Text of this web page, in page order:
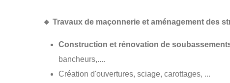
🔹 Travaux de maçonnerie et aménagement des
Construction et rénovation de
bancheurs,....
Création d'ouvertures, sciage, carottages, ...